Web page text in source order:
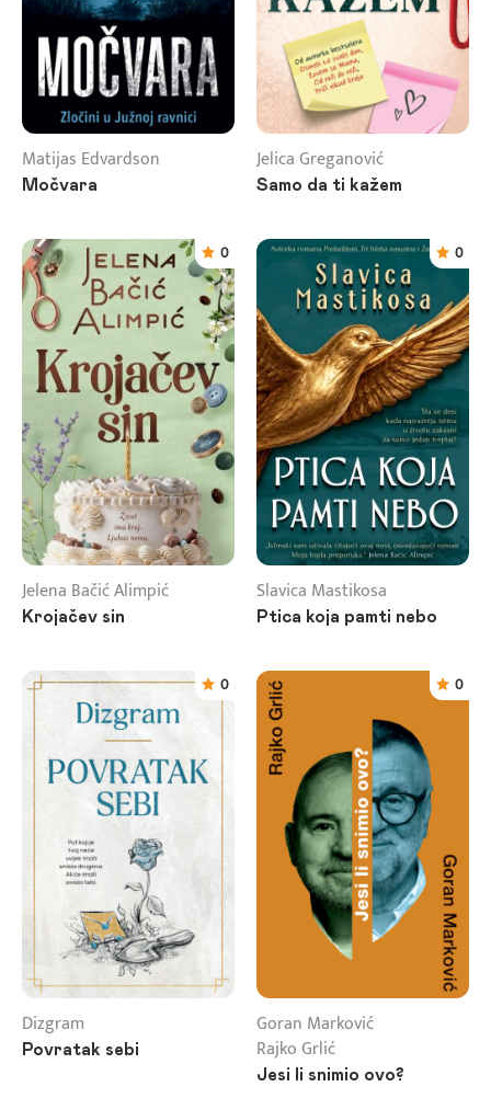
Matijas Edvardson
Močvara
Jelica Greganović
Samo da ti kažem
0
Jelena Bačić Alimpić
Krojačev sin
0
Slavica Mastikosa
Ptica koja pamti nebo
0
Dizgram
Povratak sebi
0
Goran Marković
Rajko Grlić
Jesi li snimio ovo?